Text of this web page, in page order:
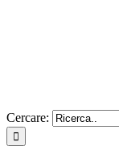
Cercare: